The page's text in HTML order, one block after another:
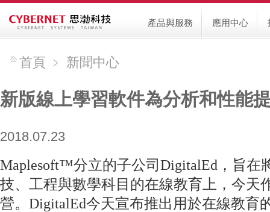
應用中心
產品與服務
首頁 ﹥ 新聞中心
新版線上學習軟件為分析和性能
2018.07.23
Maplesoft™分立的子公司DigitalEd，旨在
技、工程與數學科目的在線教育上，今天
營。DigitalEd今天宣布推出用於在線教育